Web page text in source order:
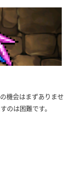
機会はまずありませ
のは困難です。